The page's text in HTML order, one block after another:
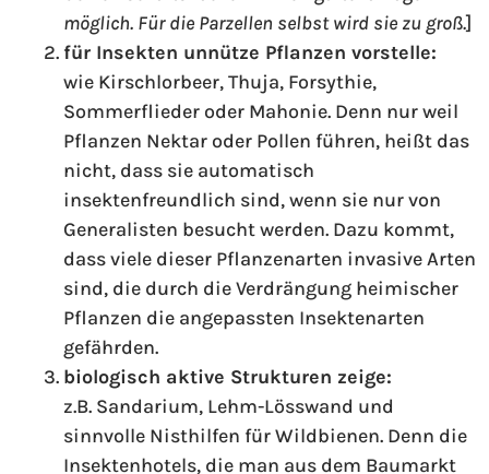
möglich. Für die Parzellen selbst wird sie zu groß.]
für Insekten unnütze Pflanzen vorstelle:
wie Kirschlorbeer, Thuja, Forsythie,
Sommerflieder oder Mahonie. Denn nur weil
Pflanzen Nektar oder Pollen führen, heißt das
nicht, dass sie automatisch
insektenfreundlich sind, wenn sie nur von
Generalisten besucht werden. Dazu kommt,
dass viele dieser Pflanzenarten invasive Arten
sind, die durch die Verdrängung heimischer
Pflanzen die angepassten Insektenarten
gefährden.
biologisch aktive Strukturen zeige:
z.B. Sandarium, Lehm-Lösswand und
sinnvolle Nisthilfen für Wildbienen. Denn die
Insektenhotels, die man aus dem Baumarkt